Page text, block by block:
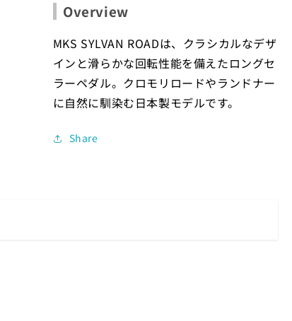
Overview
MKS SYLVAN ROADは、クラシカルなデザ
インと滑らかな回転性能を備えたロングセ
ラーペダル。クロモリロードやランドナー
に自然に馴染む日本製モデルです。
Share